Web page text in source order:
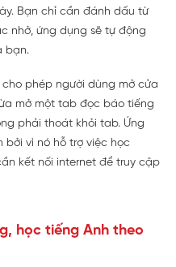
Bạn chỉ cần đánh dấu từ
nhở, ứng dụng sẽ tự động
bạn.
phép người dùng mở cửa
mở một tab đọc báo tiếng
phải thoát khỏi tab. Ứng
vì nó hỗ trợ việc học
kết nối internet để truy cập
học tiếng Anh theo